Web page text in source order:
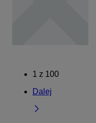
1 z 100
Dalej